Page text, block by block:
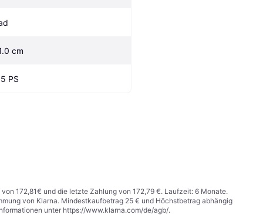
cm
PS
172,81€ und die letzte Zahlung von 172,79 €. Laufzeit: 6 Monate.
von Klarna. Mindestkaufbetrag 25 € und Höchstbetrag abhängig
unter https://www.klarna.com/de/agb/.